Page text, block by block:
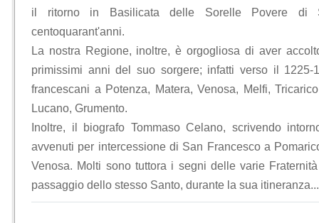
il ritorno in Basilicata delle Sorelle Povere di
centoquarant'anni.
La nostra Regione, inoltre, è orgogliosa di aver
primissimi anni del suo sorgere; infatti verso il
francescani a Potenza, Matera, Venosa, Melfi,
Lucano, Grumento.
Inoltre, il biografo Tommaso Celano, scrivendo
avvenuti per intercessione di San Francesco a
Venosa. Molti sono tuttora i segni delle varie
passaggio dello stesso Santo, durante la sua itineranza...